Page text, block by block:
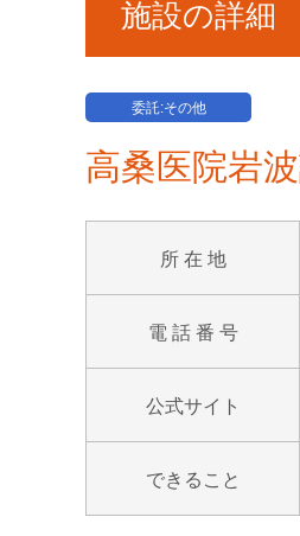
施設の詳細
委託:その他
高桑医院岩
所 在 地
電 話 番 号
公式サイト
できること